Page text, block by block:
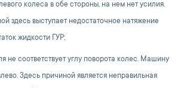
колеса в обе стороны, на нем нет усилия.
здесь выступает недостаточное натяжение
жидкости ГУР;
не соответствует углу поворота колес. Машину
Здесь причиной является неправильная